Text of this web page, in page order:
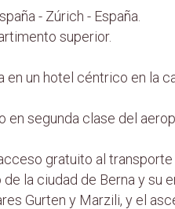
- Zúrich - España.
superior.
en un hotel céntrico en la
en segunda clase del
gratuito al
la ciudad de Berna y su
Gurten y Marzili, y el